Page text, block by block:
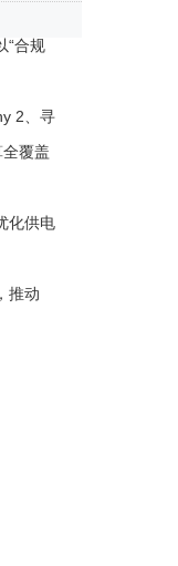
“合规
2、寻
覆盖
化供电
推动